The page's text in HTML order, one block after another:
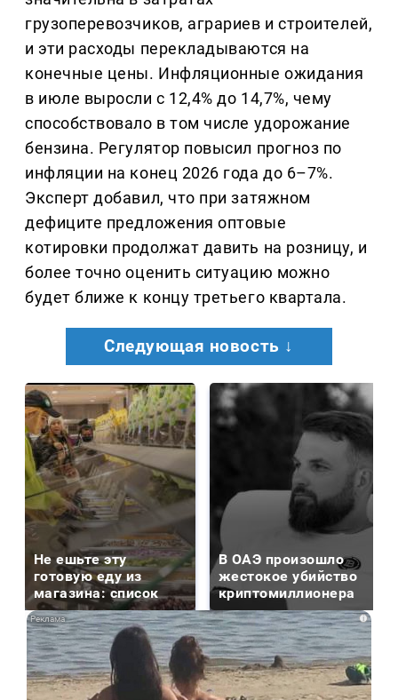
грузоперевозчиков, аграриев и строителей,
и эти расходы перекладываются на
конечные цены. Инфляционные ожидания
в июле выросли с 12,4% до 14,7%, чему
способствовало в том числе удорожание
бензина. Регулятор повысил прогноз по
инфляции на конец 2026 года до 6–7%.
Эксперт добавил, что при затяжном
дефиците предложения оптовые
котировки продолжат давить на розницу, и
более точно оценить ситуацию можно
будет ближе к концу третьего квартала.
Следующая новость ↓
Не ешьте эту
готовую еду из
магазина: список
В ОАЭ произошло
жестокое убийство
криптомиллионера
i